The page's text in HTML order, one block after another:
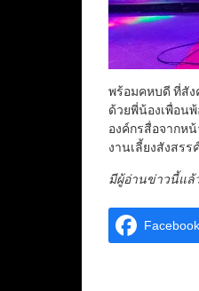
พร้อมคหบดี ที่สัง
ด้วยพี่น้องเพื่อน
องค์กรสื่อจากห
งานเลี้ยงสังสรร
มีผู้อ่านข่าวนี้แล้
Facebook